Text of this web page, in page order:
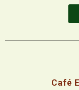
Café